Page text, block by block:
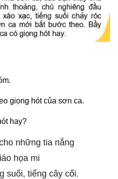
giọng hót của sơn ca.
hay?
những tia nắng
họa mi
suối, tiếng cây cối.